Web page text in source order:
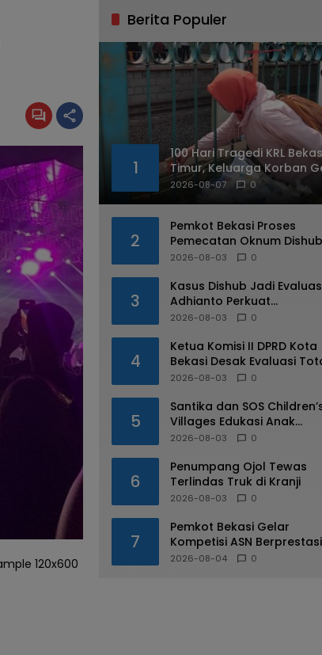
Berita Populer
1
100 Hari Tragedi KRL
Timur, Keluarga Korban
Doa Bersama dan Tabur
2026-08-07 0
2
Pemkot Bekasi Proses
Pemecatan Oknum Dishub
Yang Diduga Lakukan
2026-08-03 0
3
Kasus Dishub Jadi
Adhianto Perkuat
Pengawasan Aparatur
2026-08-03 0
4
Ketua Komisi II DPRD Kota
Bekasi Desak Evaluasi
Usai Dugaan Pungli Oknum
2026-08-03 0
5
Santika dan SOS
Villages Edukasi Anak
Mengenal Industri
2026-08-03 0
6
Penumpang Ojol Tewas
Terlindas Truk di Kranji
2026-08-03 0
7
Pemkot Bekasi Gelar
Kompetisi ASN Berprestasi
pada HUT RI ke-81
2026-08-04 0